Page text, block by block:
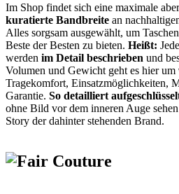
Im Shop findet sich eine maximale
kuratierte Bandbreite an
Alles sorgsam ausgewählt, um
Beste der Besten zu bieten. Heißt:
werden im Detail beschrieben und
Volumen und Gewicht geht es hier um
Tragekomfort, Einsatzmöglichkeiten,
Garantie. So detailliert
ohne Bild vor dem inneren Auge
Story der dahinter stehenden Brand.